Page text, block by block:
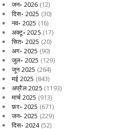
जन॰ 2026 (12)
दिस॰ 2025 (30)
नव॰ 2025 (16)
अक्टू॰ 2025 (17)
सित॰ 2025 (20)
अग॰ 2025 (90)
जुल॰ 2025 (129)
जून 2025 (264)
मई 2025 (843)
अप्रैल 2025 (1193)
मार्च 2025 (913)
फ़र॰ 2025 (671)
जन॰ 2025 (229)
दिस॰ 2024(52)